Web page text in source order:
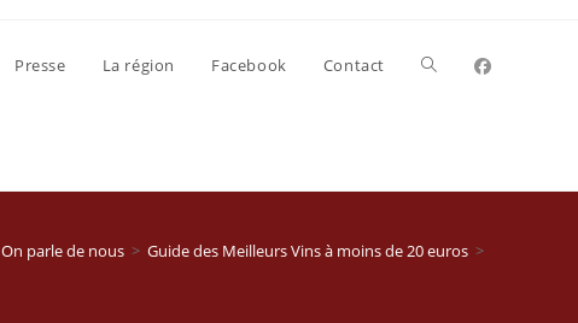
Presse La région Facebook Contact Toggle
search
On parle de nous > Guide des Meilleurs Vins à moins de 20 euros >